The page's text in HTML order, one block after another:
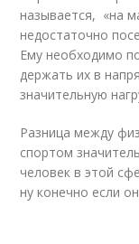
называется, «на
недостаточно
Ему необходимо
держать их в
значительную
Разница между
спортом
человек в этой
ну конечно если